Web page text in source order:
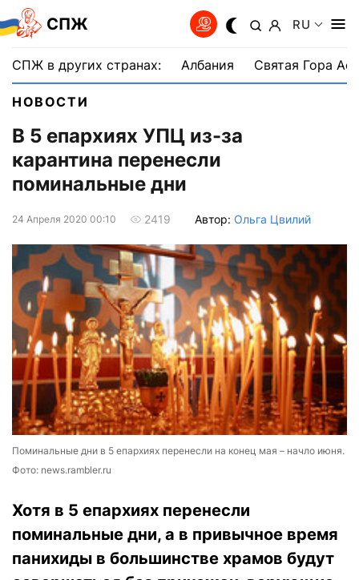
СПЖ RU
СПЖ в других странах: Албания Святая Гора
НОВОСТИ
В 5 епархиях УПЦ из-за
карантина перенесли
поминальные дни
24 Апреля 2020 00:10 2419 Автор: Ольга Цвилий
Поминальные дни в 5 епархиях перенесли на конец мая – начло июня.
Фото: news.rambler.ru
Хотя в 5 епархиях перенесли
поминальные дни, а в привычное время
панихиды в большинстве храмов будут